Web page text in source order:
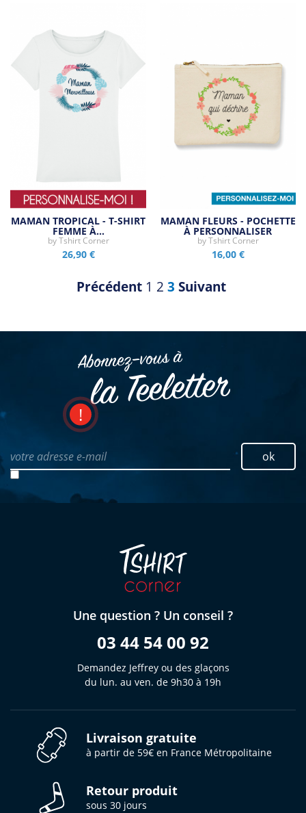
MAMAN TROPICAL - T-SHIRT
FEMME À…
byTshirt Corner
26,90 €
MAMAN FLEURS - POCHETTE
À PERSONNALISER
byTshirt Corner
16,00 €
Précédent 1 2 3 Suivant
Abonnez–vous à
la Teeletter
votre adresse e-mail ok
Une question ? Un conseil ?
03 44 54 00 92
Demandez Jeffrey ou des glaçons
du lun. au ven. de 9h30 à 19h
Livraison gratuite
à partir de 59€ en France Métropolitaine
Retour produit
sous 30 jours